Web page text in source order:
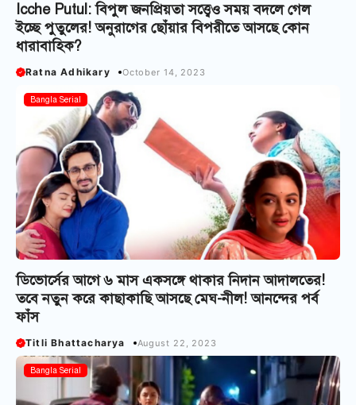
Icche Putul: বিপুল জনপ্রিয়তা সত্ত্বেও সময় বদলে গেল
ইচ্ছে পুতুলের! অনুরাগের ছোঁয়ার বিপরীতে আসছে কোন
ধারাবাহিক?
Ratna Adhikary October 14, 2023
Bangla Serial
ডিভোর্সের আগে ৬ মাস একসঙ্গে থাকার নিদান আদালতের!
তবে নতুন করে কাছাকাছি আসছে মেঘ-নীল! আনন্দের পর্ব
ফাঁস
Titli Bhattacharya August 22, 2023
Bangla Serial